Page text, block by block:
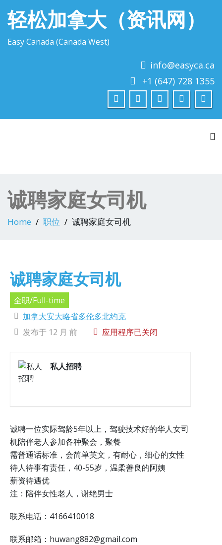
轻松加拿大（资讯网）
Easy Canada (Canada West)
info@easyca.ca
+1 (647) 728 1355
诚聘家庭女司机
Home 职位 诚聘家庭女司机
诚聘家庭女司机
全职/Full-time
加拿大安大略省多伦多北约克
发布于 12 月 前
应用程序已关闭
私人招聘
诚聘一位实际驾龄5年以上，驾驶技术好的华人女司
机陪伴老人参加各种聚会，聚餐
需普通话标准，会简单英文，有耐心，细心的女性
待人待事有责任，40-55岁，温柔善良的阿姨
薪资待遇优
注：陪伴女性老人，谢绝男士
联系电话：4166410018
联系邮箱：huwang882@gmail.com